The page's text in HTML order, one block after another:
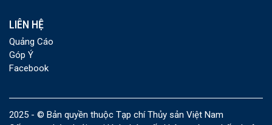
LIÊN HỆ
Quảng Cáo
Góp Ý
Facebook
2025 - © Bản quyền thuộc Tạp chí Thủy sản Việt Nam